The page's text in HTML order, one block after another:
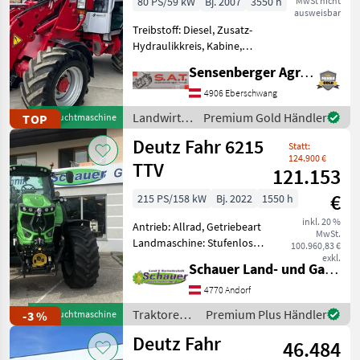
TOPGebrauchtmaschine
ausweisbar
Treibstoff: Diesel, Zusatz-
Hydraulikkreis, Kabine,
Schnellwechselrahmen,
Klimaanlage, hydr.
Geräteverriegelung
Gebrauchter -Weidemann
2070 CX 80 Hoflader -Bauja
Sensenberger Agrar-Technik
4906 Eberschwang
Landwirtsch.
Motorfahrzeuge
/
Weidemann
Premium Gold Händler
-3 %Gebrauchtmaschine
Deutz Fahr 6215
TTV
Statt:
124.900 €
121.153
€
inkl. 20 %
MwSt.
100.960,83 €
exkl.
215 PS/158 kW Bj. 2022
1550 h
Antrieb: Allrad, Getriebeart
Landmaschine: Stufenloses
Zapfwellendrehzahl:
540/540E/1000/1000E,
Höchstgeschwindigkeit in
km/h: 50 km/h, Aufla
Schauer Land- und Gartentechnik GmbH
4770 Andorf
Traktoren /
Deutz Fahr
Premium Plus Händler
Deutz Fahr
46.484